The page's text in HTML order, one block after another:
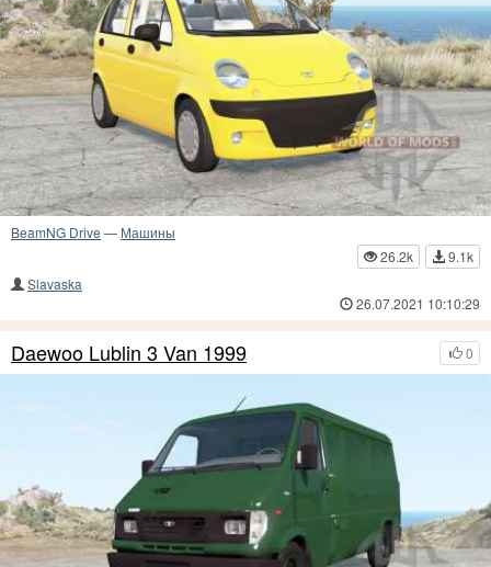
BeamNG Drive — Машины
26.2k
9.1k
Slavaska
26.07.2021 10:10:29
0
Daewoo Lublin 3 Van 1999